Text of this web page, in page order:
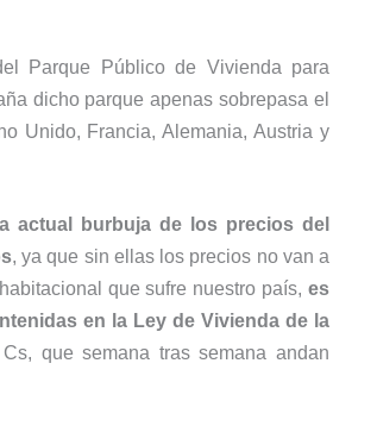
Parque Público de Vivienda para
dicho parque apenas sobrepasa el
Unido, Francia, Alemania, Austria y
actual burbuja de los precios del
, ya que sin ellas los precios no van a
que sufre nuestro país, es
en la Ley de Vivienda de la
que semana tras semana andan